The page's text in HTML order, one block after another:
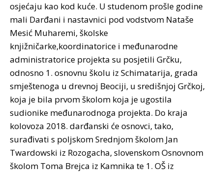
osjećaju kao kod kuće. U studenom prošle godine
mali Darđani i nastavnici pod vodstvom Nataše
Mesić Muharemi, školske
knjižničarke,koordinatorice i međunarodne
administratorice projekta su posjetili Grčku,
odnosno 1. osnovnu školu iz Schimatarija, grada
smještenoga u drevnoj Beociji, u središnjoj Grčkoj,
koja je bila prvom školom koja je ugostila
sudionike međunarodnoga projekta. Do kraja
kolovoza 2018. darđanski će osnovci, tako,
surađivati s poljskom Srednjom školom Jan
Twardowski iz Rozogacha, slovenskom Osnovnom
školom Toma Brejca iz Kamnika te 1. OŠ iz